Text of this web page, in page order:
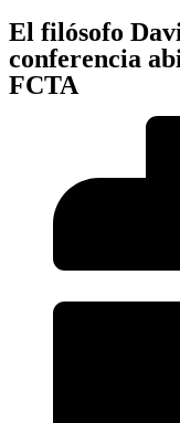
El filósofo
conferencia
FCTA